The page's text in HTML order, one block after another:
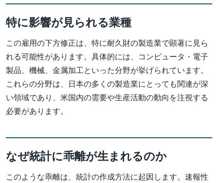
特に影響が見られる業種
この雇用の下方修正は、特に耐久財の製造業で顕著に見ら
れる可能性があります。具体的には、コンピュータ・電子
製品、機械、金属加工といった分野が挙げられています。
これらの分野は、日本の多くの製造業にとっても関連が深
い領域であり、米国内の需要や生産活動の動向を注視する
必要があります。
なぜ統計に乖離が生まれるのか
このような乖離は、統計の作成方法に起因します。速報性